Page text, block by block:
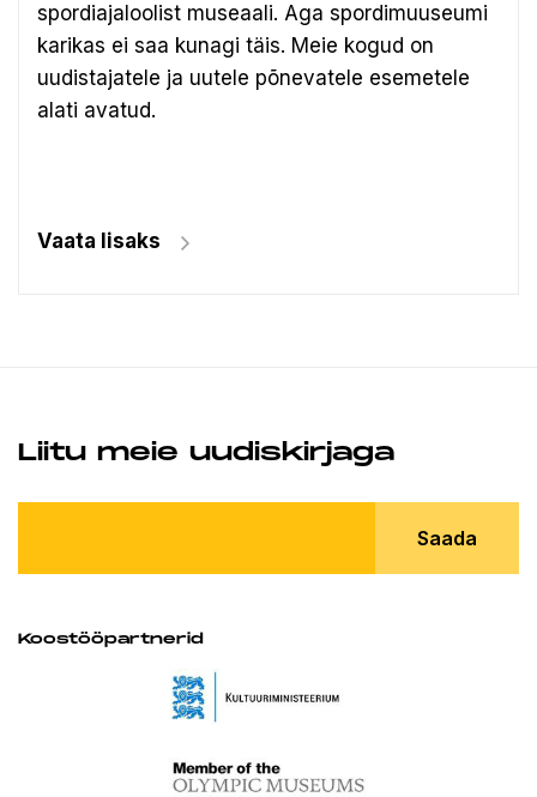
spordiajaloolist museaali. Aga spordimuuseumi
karikas ei saa kunagi täis. Meie kogud on
uudistajatele ja uutele põnevatele esemetele
alati avatud.
Vaata lisaks
Liitu meie uudiskirjaga
Saada
Koostööpartnerid